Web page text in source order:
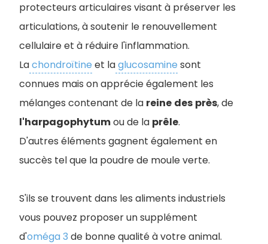
protecteurs articulaires visant à préserver les
articulations, à soutenir le renouvellement
cellulaire et à réduire l'inflammation.
Lachondroïtine et laglucosamine sont
connues mais on apprécie également les
mélanges contenant de la reine des près, de
l'harpagophytumou de la prêle.
D'autres éléments gagnent également en
succès tel que la poudre de moule verte.
S'ils se trouvent dans les aliments industriels
vous pouvez proposer un supplément
d'oméga 3 de bonne qualité à votre animal.